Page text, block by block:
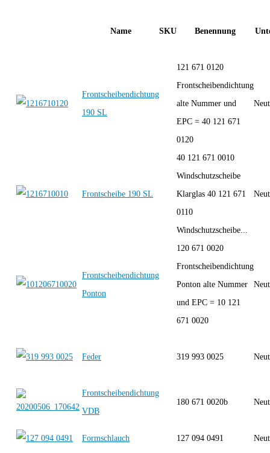
Name SKU Benennung
Frontscheibendichtung
190 SL
121 671 0120
Frontscheibendichtung
alte Nummer und
EPC = 40 121 671
0120
Frontscheibe 190 SL
40 121 671 0010
Windschutzscheibe
Klarglas 40 121 671
0110
Windschutzscheibe...
Frontscheibendichtung
Ponton
120 671 0020
Frontscheibendichtung
Ponton alte Nummer
und EPC = 10 121
671 0020
Feder 319 993 0025
Frontscheibendichtung
VDB
180 671 0020b
Formschlauch 127 094 0491